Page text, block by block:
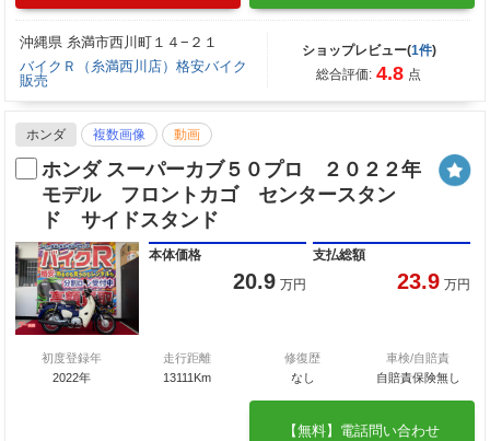
沖縄県 糸満市西川町１４−２１
バイクＲ（糸満西川店）格安バイク
販売
ショップレビュー(1件)
総合評価: 4.8 点
ホンダ 複数画像 動画
ホンダ スーパーカブ５０プロ ２０２２年
モデル フロントカゴ センタースタン
ド サイドスタンド
本体価格
20.9 万円
支払総額
23.9 万円
初度登録年
2022年
走行距離
13111Km
修復歴
なし
車検/自賠責
自賠責保険無し
【無料】電話問い合わせ